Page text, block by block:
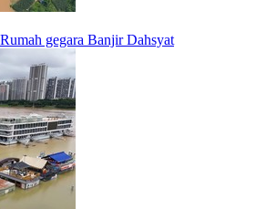
gegara Banjir Dahsyat